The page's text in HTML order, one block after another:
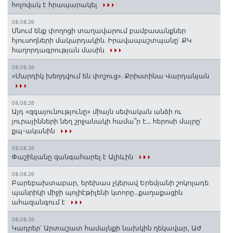
հոլովակ է հրապարակել
08.08.26
Մնում ենք փողոցի տաղավարում բամբասանքներ
հյուսողների մակարդակին․ Իրավապաշտպանը՝ ՔԿ
հաղորդագրության մասին
08.08.26
«Մարդիկ խեղդվում են փոշուց»․ Քրիստինա Վարդանյան
08.08.26
Այդ «զգայունությունը» միայն սեփական անձի ու
յուրայինների նեղ շրջանակի համա՞ր է․․․ հերոսի մայրը՝
քպ-ականին
08.08.26
Փաշինյանը զանգահարել է Ալիևին
08.08.26
Բարեբախտաբար, երեխաս չկերավ Երեմյանի շոկոլադե
պանրիկի միջի պոլիէթիլենի կտորը․․․քաղաքացին
ահազանգում է
08.08.26
Կադրեր՝ Արտաշատ համայնքի նախկին ղեկավար, ԱԺ